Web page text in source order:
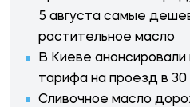
5 августа самые
растительное масло
В Киеве
тарифа на проезд в 30
Сливочное масло